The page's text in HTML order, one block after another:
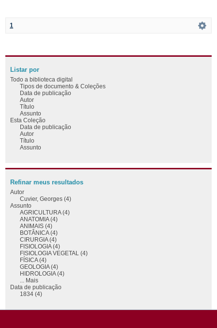
1
Listar por
Todo a biblioteca digital
Tipos de documento & Coleções
Data de publicação
Autor
Título
Assunto
Esta Coleção
Data de publicação
Autor
Título
Assunto
Refinar meus resultados
Autor
Cuvier, Georges (4)
Assunto
AGRICULTURA (4)
ANATOMIA (4)
ANIMAIS (4)
BOTÂNICA (4)
CIRURGIA (4)
FISIOLOGIA (4)
FISIOLOGIA VEGETAL (4)
FÍSICA (4)
GEOLOGIA (4)
HIDROLOGIA (4)
... Mais
Data de publicação
1834 (4)